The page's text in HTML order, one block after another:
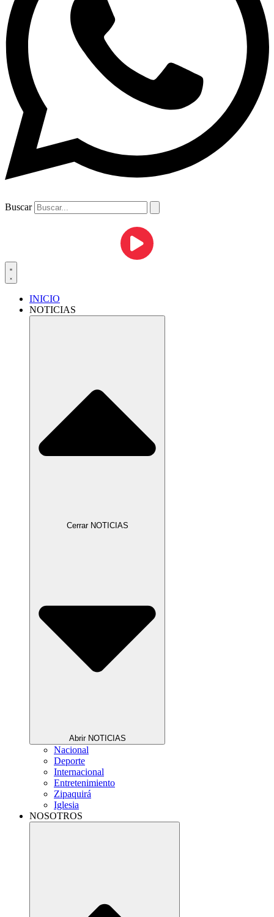
Buscar
INICIO
NOTICIAS
Cerrar NOTICIAS
Abrir NOTICIAS
Nacional
Deporte
Internacional
Entretenimiento
Zipaquirá
Iglesia
NOSOTROS